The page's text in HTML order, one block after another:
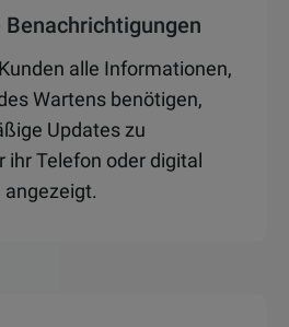
alle Informationen,
Wartens benötigen,
Updates zu
ihr Telefon oder digital